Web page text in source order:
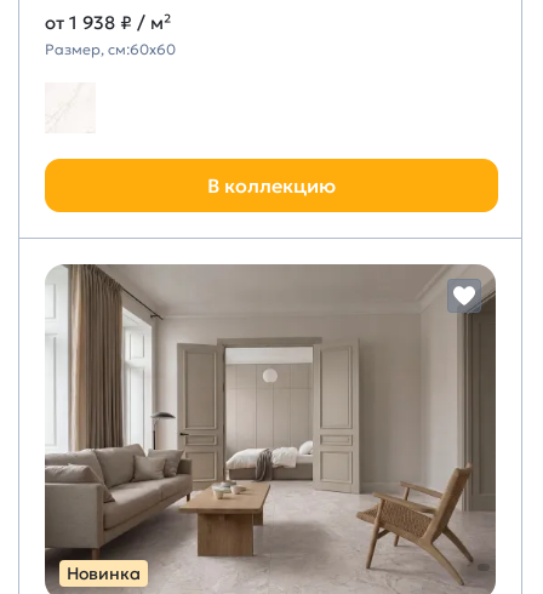
от 1 938 ₽ / м²
Размер, см:60х60
В коллекцию
Новинка